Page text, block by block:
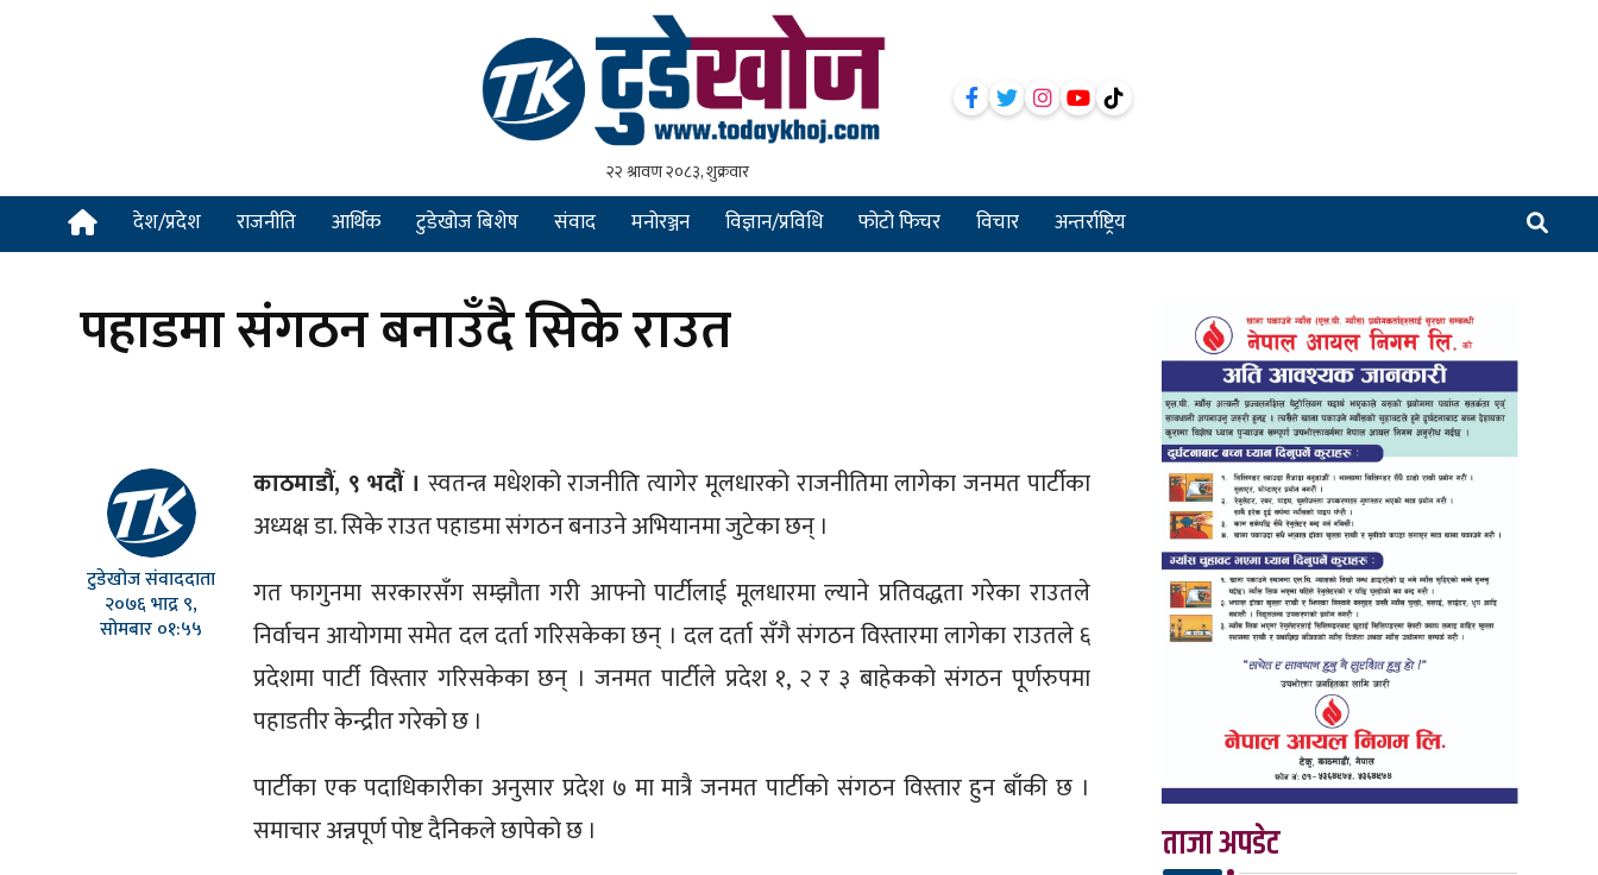
देश/प्रदेश राजनीति आर्थिक टुडेखोज बिशेष संवाद मनोरञ्जन विज्ञान/प्रविधि फोटो फिचर विचार अन्तर्राष्ट्रिय
पहाडमा संगठन बनाउँदै सिके राउत
टुडेखोज संवाददाता
२०७६ भाद्र ९,
सोमबार ०१:५५
काठमाडौं, ९ भदौं । स्वतन्त्र मधेशको राजनीति त्यागेर मूलधारको राजनीतिमा लागेका जनमत पार्टीका
अध्यक्ष डा. सिके राउत पहाडमा संगठन बनाउने अभियानमा जुटेका छन् ।
गत फागुनमा सरकारसँग सम्झौता गरी आफ्नो पार्टीलाई मूलधारमा ल्याने प्रतिवद्धता गरेका राउतले
निर्वाचन आयोगमा समेत दल दर्ता गरिसकेका छन् । दल दर्ता सँगै संगठन विस्तारमा लागेका राउतले ६
प्रदेशमा पार्टी विस्तार गरिसकेका छन् । जनमत पार्टीले प्रदेश १, २ र ३ बाहेकको संगठन पूर्णरुपमा
पहाडतीर केन्द्रीत गरेको छ ।
पार्टीका एक पदाधिकारीका अनुसार प्रदेश ७ मा मात्रै जनमत पार्टीको संगठन विस्तार हुन बाँकी छ ।
समाचार अन्नपूर्ण पोष्ट दैनिकले छापेको छ ।
ताजा अपडेट